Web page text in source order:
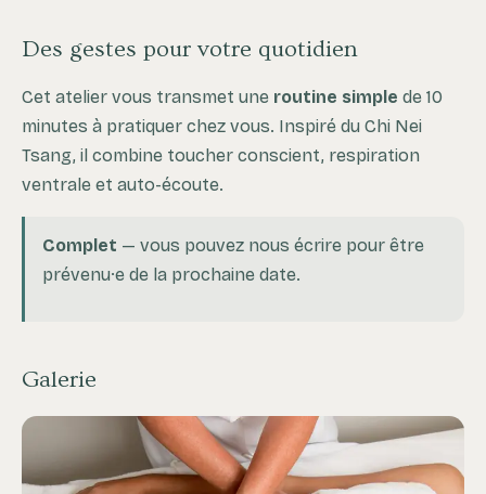
Des gestes pour votre quotidien
Cet atelier vous transmet une routine simple de 10
minutes à pratiquer chez vous. Inspiré du Chi Nei
Tsang, il combine toucher conscient, respiration
ventrale et auto-écoute.
Complet — vous pouvez nous écrire pour être
prévenu·e de la prochaine date.
Galerie